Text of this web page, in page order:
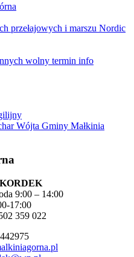
przełajowych i marszu Nordic
wolny termin info
Wójta Gminy Małkinia
9:00 – 14:00
17:00
359 022